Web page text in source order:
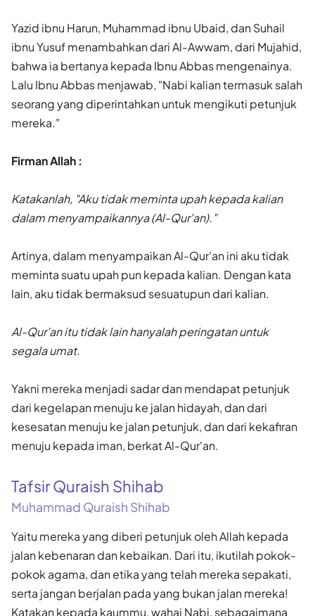
Yazid ibnu Harun, Muhammad ibnu Ubaid, dan Suhail
ibnu Yusuf menambahkan dari Al-Awwam, dari Mujahid,
bahwa ia bertanya kepada Ibnu Abbas mengenainya.
Lalu Ibnu Abbas menjawab, "Nabi kalian termasuk salah
seorang yang diperintahkan untuk mengikuti petunjuk
mereka."
Firman Allah :
Katakanlah, "Aku tidak meminta upah kepada kalian
dalam menyampaikannya (Al-Qur'an)."
Artinya, dalam menyampaikan Al-Qur'an ini aku tidak
meminta suatu upah pun kepada kalian. Dengan kata
lain, aku tidak bermaksud sesuatupun dari kalian.
Al-Qur’an itu tidak lain hanyalah peringatan untuk
segala umat.
Yakni mereka menjadi sadar dan mendapat petunjuk
dari kegelapan menuju ke jalan hidayah, dan dari
kesesatan menuju ke jalan petunjuk, dan dari kekafiran
menuju kepada iman, berkat Al-Qur'an.
Tafsir Quraish Shihab
Muhammad Quraish Shihab
Yaitu mereka yang diberi petunjuk oleh Allah kepada
jalan kebenaran dan kebaikan. Dari itu, ikutilah pokok-
pokok agama, dan etika yang telah mereka sepakati,
serta jangan berjalan pada yang bukan jalan mereka!
Katakan kepada kaummu, wahai Nabi, sebagaimana